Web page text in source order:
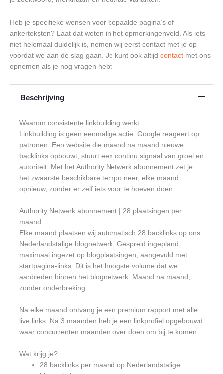
Heb je specifieke wensen voor bepaalde pagina’s of
ankerteksten? Laat dat weten in het opmerkingenveld. Als iets
niet helemaal duidelijk is, nemen wij eerst contact met je op
voordat we aan de slag gaan. Je kunt ook altijd contact met ons
opnemen als je nog vragen hebt
Beschrijving
Waarom consistente linkbuilding werkt
Linkbuilding is geen eenmalige actie. Google reageert op
patronen. Een website die maand na maand nieuwe
backlinks opbouwt, stuurt een continu signaal van groei en
autoriteit. Met het Authority Netwerk abonnement zet je
het zwaarste beschikbare tempo neer, elke maand
opnieuw, zonder er zelf iets voor te hoeven doen.
Authority Netwerk abonnement | 28 plaatsingen per
maand
Elke maand plaatsen wij automatisch 28 backlinks op ons
Nederlandstalige blognetwerk. Gespreid ingepland,
maximaal ingezet op blogplaatsingen, aangevuld met
startpagina-links. Dit is het hoogste volume dat we
aanbieden binnen het blognetwerk. Maand na maand,
zonder onderbreking.
Na elke maand ontvang je een premium rapport met alle
live links. Na 3 maanden heb je een linkprofiel opgebouwd
waar concurrenten maanden over doen om bij te komen.
Wat krijg je?
28 backlinks per maand op Nederlandstalige